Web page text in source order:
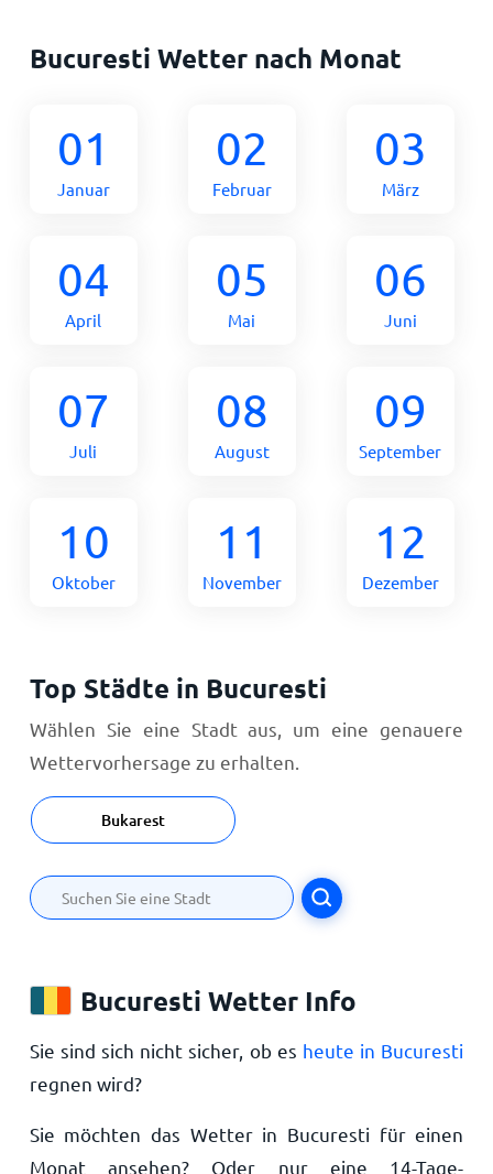
Bucuresti Wetter nach Monat
01
Januar
02
Februar
03
März
04
April
05
Mai
06
Juni
07
Juli
08
August
09
September
10
Oktober
11
November
12
Dezember
Top Städte in Bucuresti
Wählen Sie eine Stadt aus, um eine genauere
Wettervorhersage zu erhalten.
Bukarest
Bucuresti Wetter Info
Sie sind sich nicht sicher, ob es heute in Bucuresti
regnen wird?
Sie möchten das Wetter in Bucuresti für einen
Monat ansehen? Oder nur eine 14-Tage-